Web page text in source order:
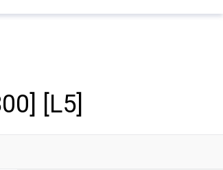
[L5]